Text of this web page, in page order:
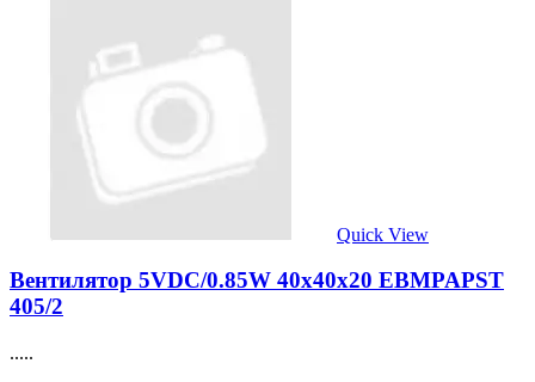
Quick View
Вентилятор 5VDC/0.85W 40х40х20 EBMPAPST
405/2
.....